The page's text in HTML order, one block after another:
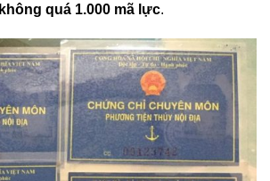
không quá 1.000 mã lực.